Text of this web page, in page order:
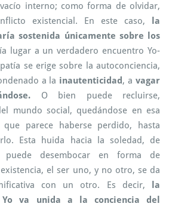
interno; como forma de olvidar,
existencial. En este caso,
la
sostenida únicamente sobre los
lugar a un verdadero encuentro Yo-
se erige sobre la autoconciencia,
a la inautenticidad , a vagar
O bien puede recluirse,
mundo social, quedándose en esa
parece haberse perdido, hasta
Esta huida hacia la soledad, de
puede desembocar en forma de
el ser uno, y no otro, se da
con un otro. Es decir,
la
Yo va unida a la conciencia del